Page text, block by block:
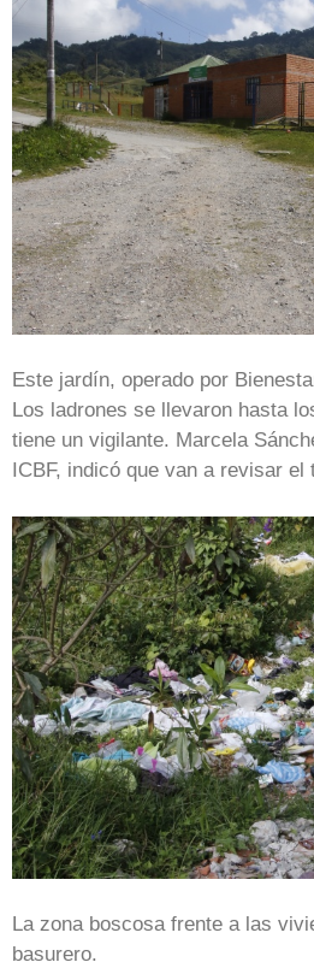
Este jardín, operado por
Los ladrones se llevaron hasta
tiene un vigilante. Marcela
ICBF, indicó que van a revisar el
La zona boscosa frente a las
basurero.